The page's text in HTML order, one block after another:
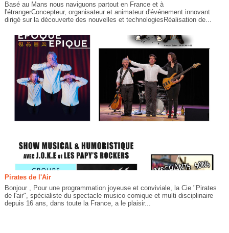
Basé au Mans nous naviguons partout en France et à
l'étrangerConcepteur, organisateur et animateur d'événement innovant
dirigé sur la découverte des nouvelles et technologiesRéalisation de...
Pirates de l'Air
Bonjour , Pour une programmation joyeuse et conviviale, la Cie "Pirates
de l'air", spécialiste du spectacle musico comique et multi disciplinaire
depuis 16 ans, dans toute la France, a le plaisir...